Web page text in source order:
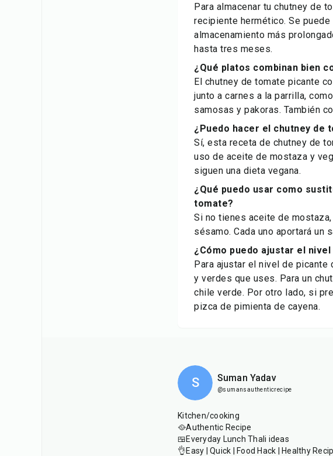
Para almacenar tu chutney de
recipiente hermético. Se
almacenamiento más
hasta tres meses.
¿Qué platos combinan bien
El chutney de tomate picante
junto a carnes a la parrilla,
samosas y pakoras. También
¿Puedo hacer el chutney de
Sí, esta receta de chutney de
uso de aceite de mostaza y
siguen una dieta vegana.
¿Qué puedo usar como
tomate?
Si no tienes aceite de
sésamo. Cada uno aportará un
¿Cómo puedo ajustar el
Para ajustar el nivel de
y verdes que uses. Para un
chile verde. Por otro lado, si
pizca de pimienta de cayena.
S Suman Yadav
@sumansauthenticrecipe
Kitchen/cooking
🥘Authentic Recipe
🍱Everyday Lunch Thali ideas
👌Easy | Quick | Food Hack | Healthy